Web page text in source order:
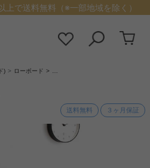
上で送料無料（※一部地域を除く）
) ローボード
送料無料 ３ヶ月保証